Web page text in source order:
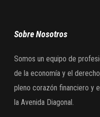
Sobre Nosotros
Somos un equipo de
de la economía y el
pleno corazón financiero y
la Avenida Diagonal.